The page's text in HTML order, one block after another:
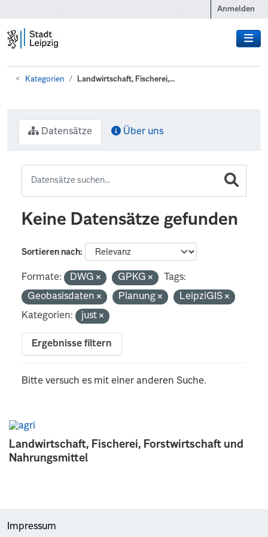
Anmelden
Kategorien Landwirtschaft, Fischerei,...
Landwirtschaft, Fischerei, Forstwirtschaft und
Nahrungsmittel
Datensätze Über uns
Keine Datensätze gefunden
Sortieren nach
Formate: DWG GPKG
Tags:
Geobasisdaten
Planung
LeipziGIS
Kategorien:
just
Ergebnisse filtern
Bitte versuch es mit einer anderen Suche.
Impressum